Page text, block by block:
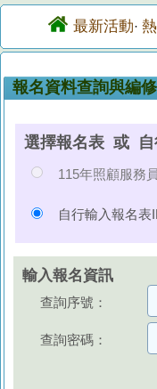
最新活動·
報名資料查詢與編修
選擇報名表 或 自
115年照顧服務
自行輸入報名表
輸入報名資訊
查詢序號：
查詢密碼：